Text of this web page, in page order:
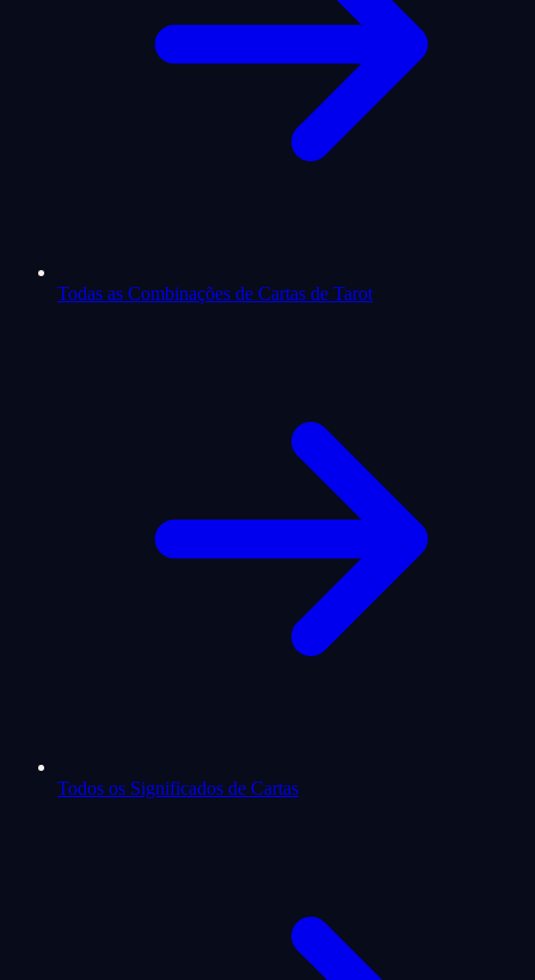
Todas as Combinações de Cartas de Tarot
Todos os Significados de Cartas